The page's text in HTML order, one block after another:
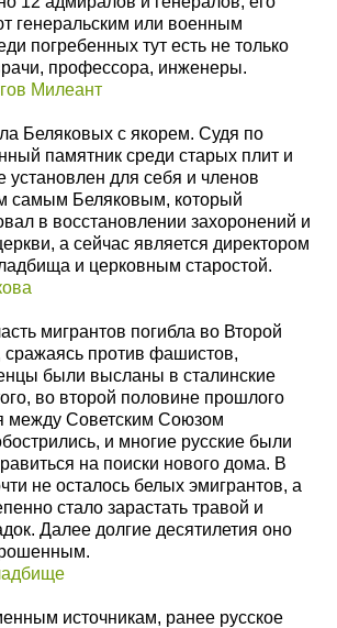
генеральским или военным
погребенных тут есть не только
профессора, инженеры.
Беляковых с якорем. Судя по
памятник среди старых плит и
установлен для себя и членов
самым Беляковым, который
в восстановлении захоронений и
а сейчас является директором
и церковным старостой.
мигрантов погибла во Второй
против фашистов,
были высланы в сталинские
во второй половине прошлого
между Советским Союзом
и многие русские были
на поиски нового дома. В
не осталось белых эмигрантов, а
стало зарастать травой и
Далее долгие десятилетия оно
источникам, ранее русское